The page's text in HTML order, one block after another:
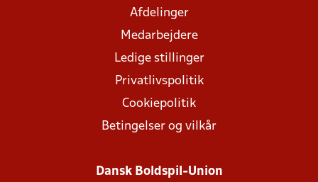
Afdelinger
Medarbejdere
Ledige stillinger
Privatlivspolitik
Cookiepolitik
Betingelser og vilkår
Dansk Boldspil-Union